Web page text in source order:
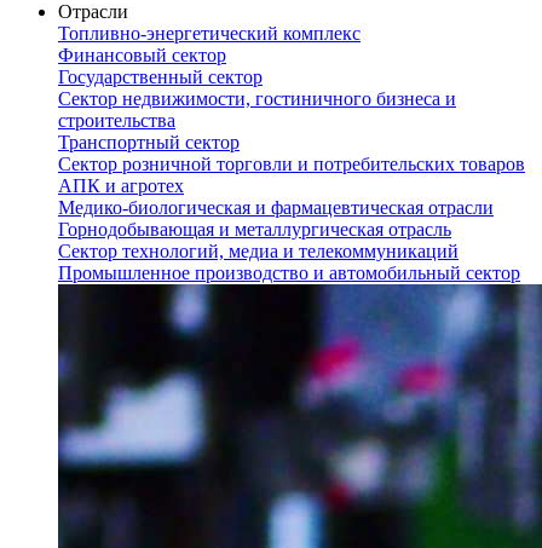
Отрасли
Топливно-энергетический комплекс
Финансовый сектор
Государственный сектор
Сектор недвижимости, гостиничного бизнеса и
строительства
Транспортный сектор
Сектор розничной торговли и потребительских товаров
АПК и агротех
Медико-биологическая и фармацевтическая отрасли
Горнодобывающая и металлургическая отрасль
Сектор технологий, медиа и телекоммуникаций
Промышленное производство и автомобильный сектор